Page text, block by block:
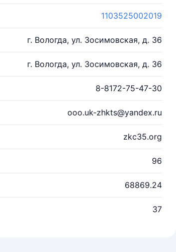
1103525002019
г. Вологда, ул. Зосимовская, д. 36
г. Вологда, ул. Зосимовская, д. 36
8-8172-75-47-30
ooo.uk-zhkts@yandex.ru
zkc35.org
96
68869.24
37